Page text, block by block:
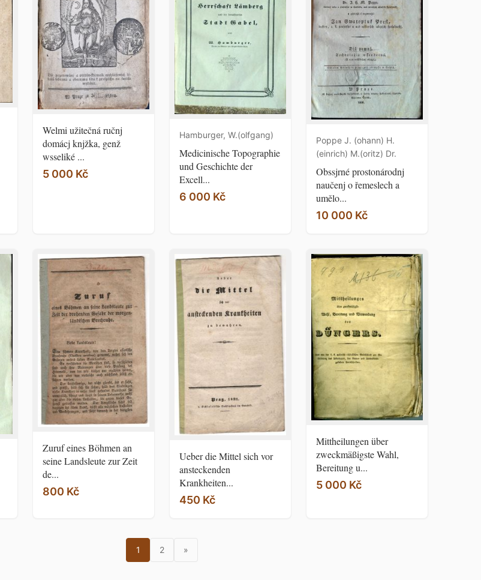
Welmi užitečná ručnj
domácj knjžka, genž
wsseliké ...
5 000 Kč
Hamburger, W.(olfgang)
Medicinische Topographie
und Geschichte der
Excell...
6 000 Kč
Poppe J. (ohann) H.
(einrich) M.(oritz) Dr.
Obssjrné prostonárodnj
naučenj o řemeslech a
umělo...
10 000 Kč
Zuruf eines Böhmen an
seine Landsleute zur Zeit
de...
800 Kč
Ueber die Mittel sich vor
ansteckenden
Krankheiten...
450 Kč
Mittheilungen über
zweckmäßigste Wahl,
Bereitung u...
5 000 Kč
1 2 »